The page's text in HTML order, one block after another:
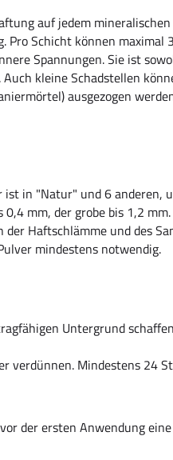
auf jedem
Pro Schicht können maximal
Spannungen. Sie ist
kleine Schadstellen
ausgezogen
in "Natur" und 6 anderen,
mm, der grobe bis 1,2 mm.
Haftschlämme und des
mindestens notwendig.
Untergrund
verdünnen. Mindestens 24
der ersten Anwendung